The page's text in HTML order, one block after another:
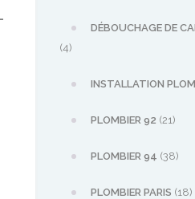
DÉBOUCHAGE DE
(4)
INSTALLATION
PLOMBIER 92 (21)
PLOMBIER 94 (38)
PLOMBIER PARIS (18)